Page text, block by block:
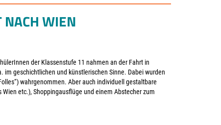
NACH WIEN
der Klassenstufe 11 nahmen an der Fahrt in
geschichtlichen und künstlerischen Sinne. Dabei wurden
wahrgenommen. Aber auch individuell gestaltbare
etc.), Shoppingausflüge und einem Abstecher zum